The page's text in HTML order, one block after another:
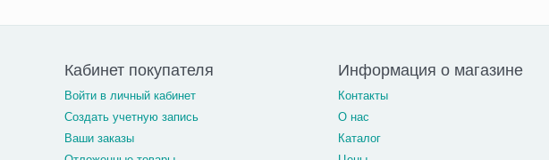
Кабинет покупателя
Войти в личный кабинет
Создать учетную запись
Ваши заказы
Информация о магазине
Контакты
О нас
Каталог